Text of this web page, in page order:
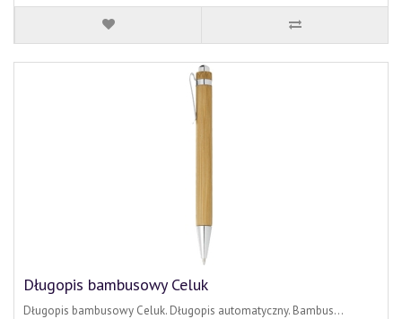
Długopis bambusowy Celuk
Długopis bambusowy Celuk. Długopis automatyczny. Bambus...